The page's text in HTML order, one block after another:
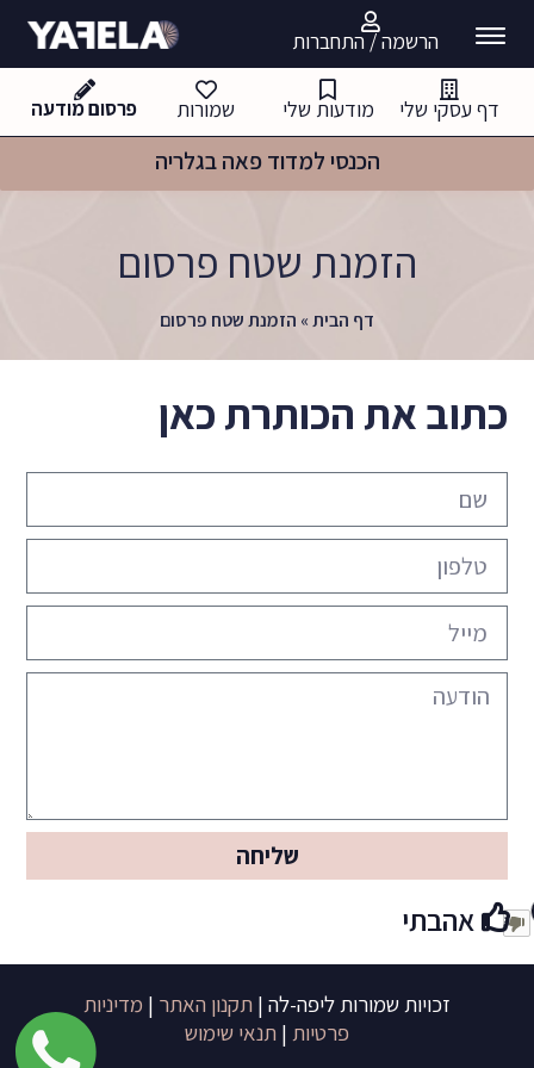
הרשמה / התחברות
דף עסקי שלי מודעות שלי שמורות פרסום מודעה
הכנסי למדוד פאה בגלריה
הזמנת שטח פרסום
דף הבית» הזמנת שטח פרסום
כתוב את הכותרת כאן
שליחה
אהבתי
זכויות שמורות ליפה-לה | תקנון האתר | מדיניות
פרטיות | תנאי שימוש